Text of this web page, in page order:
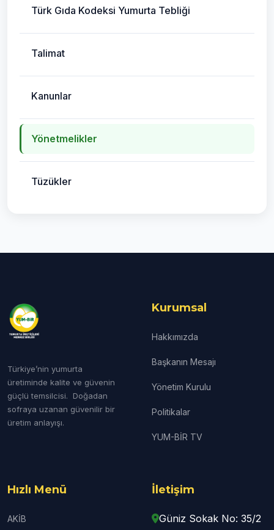
Türk Gıda Kodeksi Yumurta Tebliği
Talimat
Kanunlar
Yönetmelikler
Tüzükler
Türkiye’nin yumurta
üretiminde kalite ve güvenin
güçlü temsilcisi. Doğadan
sofraya uzanan güvenilir bir
üretim anlayışı.
Kurumsal
Hakkımızda
Başkanın Mesajı
Yönetim Kurulu
Politikalar
YUM-BİR TV
Hızlı Menü
AKİB
İletişim
Güniz Sokak No: 35/2